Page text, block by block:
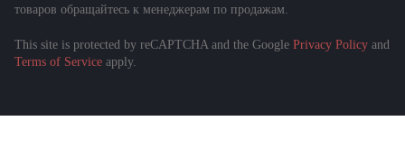
товаров обращайтесь к менеджерам по продажам.
This site is protected by reCAPTCHA and the Google Privacy Policy and
Terms of Service apply.
Подобрать спецтехнику
за 1 минуту